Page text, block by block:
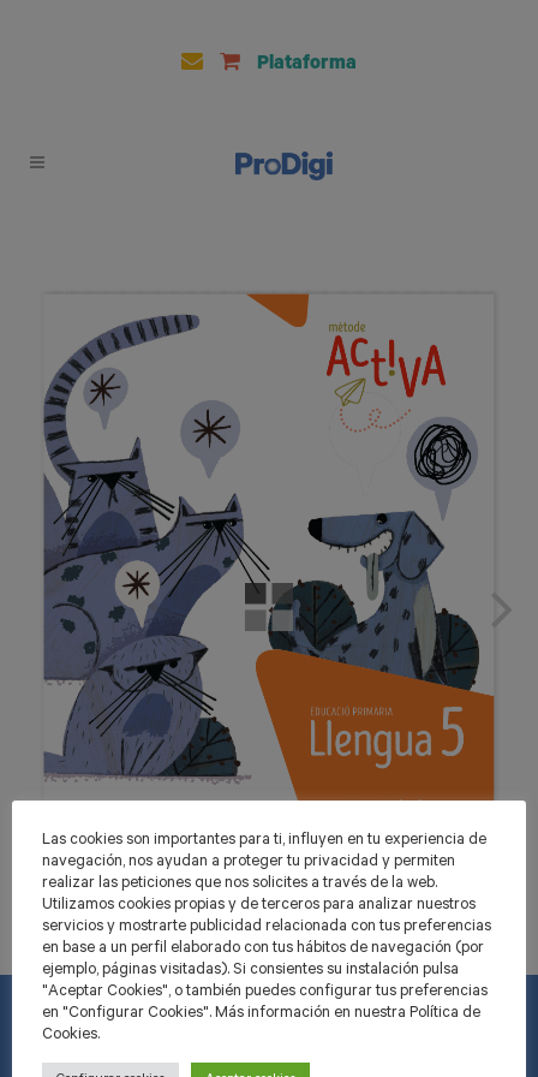
Plataforma
Las cookies son importantes para ti, influyen en tu experiencia de
navegación, nos ayudan a proteger tu privacidad y permiten
realizar las peticiones que nos solicites a través de la web.
Utilizamos cookies propias y de terceros para analizar nuestros
servicios y mostrarte publicidad relacionada con tus preferencias
en base a un perfil elaborado con tus hábitos de navegación (por
ejemplo, páginas visitadas). Si consientes su instalación pulsa
"Aceptar Cookies", o también puedes configurar tus preferencias
en "Configurar Cookies". Más información en nuestra Política de
Cookies.